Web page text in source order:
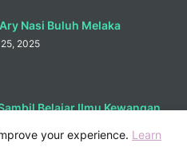
Nasi Buluh Melaka
2025
Belajar Ilmu Kewangan
2025 your experience. Learn